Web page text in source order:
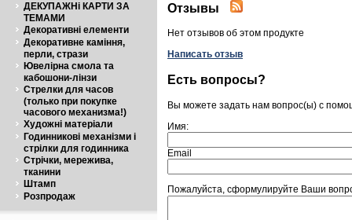
ДЕКУПАЖНі КАРТИ ЗА
ТЕМАМИ
Декоративні елементи
Декоративне каміння,
перли, стрази
Ювелірна смола та
кабошони-лінзи
Стрелки для часов
(только при покупке
часового механизма!)
Художні матеріали
Годинникові механізми і
стрілки для годинника
Стрічки, мережива,
тканини
Штамп
Розпродаж
Отзывы
Нет отзывов об этом продукте
Написать отзыв
Есть вопросы?
Вы можете задать нам вопрос(ы) с
Имя:
Email
Пожалуйста, сформулируйте Ваши